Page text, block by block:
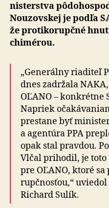
nis­ter­stva
Nouzovskej je podľa
že proti­korupčné
chimérou.
„Generálny riaditeľ
dnes zadržala
OĽANO – konkrétne
Napriek
prestane byť
a agentúra PPA
opak stal pravdou.
Vlčal prihodil, je toto
pre OĽANO, ktoré
rup­čnosťou,“ uviedol
Richard Sulík.